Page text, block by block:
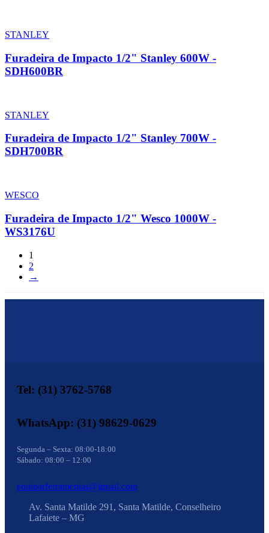
STANLEY
Furadeira de Impacto 1/2" Stanley 600W -
SDH600BR
STANLEY
Furadeira de Impacto 1/2" Stanley 700W -
SDH700BR
WESCO
Furadeira de Impacto 1/2" Wesco 1000W -
WS3176U
1
2
→
Tel: (31) 3762-5768
WhatsApp: (31) 98629-0629
Segunda – Sexta: 08:00-18:00
Sábado: 08:00 – 12:00
equiparferramentas@gmail.com
Av. Santa Matilde 291, Santa Matilde, Conselheiro
Lafaiete – MG